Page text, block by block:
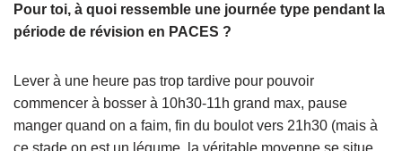
Pour toi, à quoi ressemble une journée type pendant la
période de révision en PACES ?
Lever à une heure pas trop tardive pour pouvoir
commencer à bosser à 10h30-11h grand max, pause
manger quand on a faim, fin du boulot vers 21h30 (mais à
ce stade on est un légume, la véritable moyenne se situe